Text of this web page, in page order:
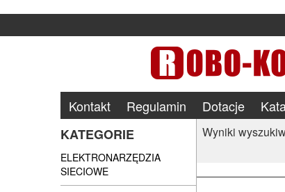
Kontakt Regulamin Dotacje
KATEGORIE
ELEKTRONARZĘDZIA
SIECIOWE
Wyniki